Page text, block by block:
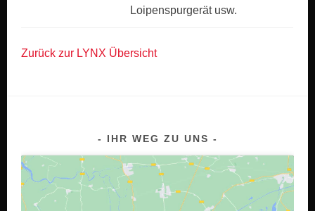
Loipenspurgerät usw.
Zurück zur LYNX Übersicht
IHR WEG ZU UNS